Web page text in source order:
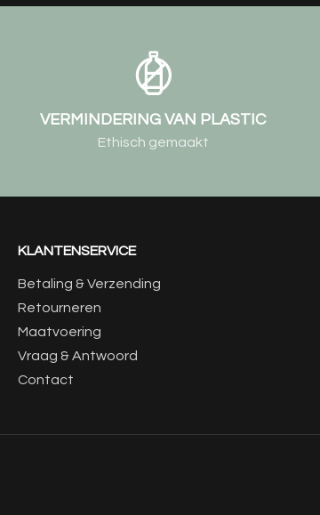
VERMINDERING VAN PLASTIC
Ethisch gemaakt
KLANTENSERVICE
Betaling & Verzending
Retourneren
Maatvoering
Vraag & Antwoord
Contact